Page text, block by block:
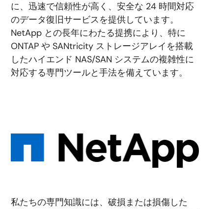
に、迅速で信頼性が高く、安全な 24 時間対応
のデータ復旧サービスを提供しています。
NetApp との長年にわたる提携により、特に
ONTAP や SANtricity ストレージアレイを搭載
したハイエンド NAS/SAN システムの複雑性に
対応する専門ツールと手法を備えています。
私たちの専門知識には、破損または損傷した